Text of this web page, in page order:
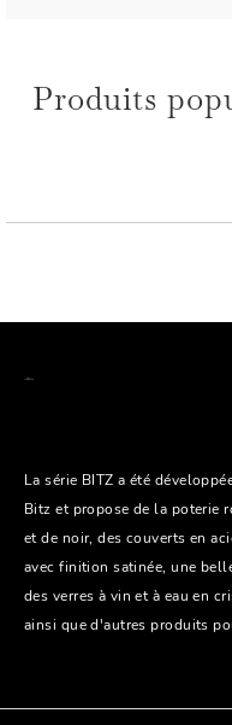
Produits
La série BITZ a été
Bitz et propose de la poterie
et de noir, des couverts en
avec finition satinée, une
des verres à vin et à eau en
ainsi que d'autres produits